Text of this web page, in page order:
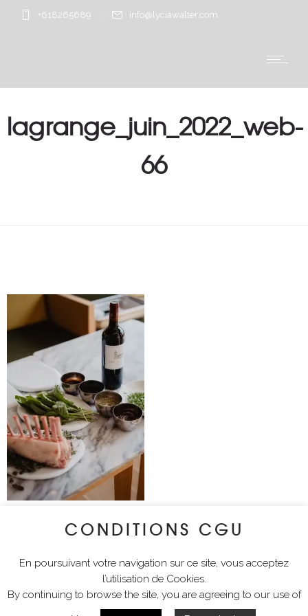
+618265689 info@lyciawalter.com
lagrange_juin_2022_web-
66
lyciawalterimages
CONDITIONS CGU
En poursuivant votre navigation sur ce site, vous acceptez
l’utilisation de Cookies.
By continuing to browse the site, you are agreeing to our use of